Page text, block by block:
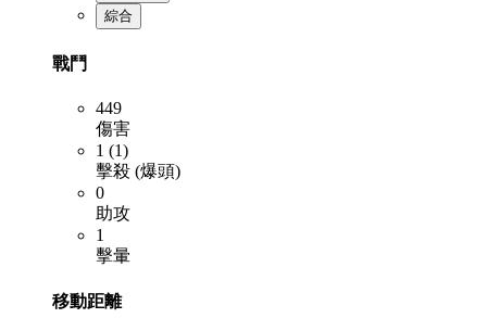
綜合
戰鬥
449
傷害
1 (1)
擊殺 (爆頭)
0
助攻
1
擊暈
移動距離